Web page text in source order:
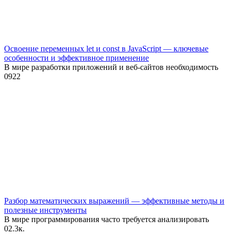
Освоение переменных let и const в JavaScript — ключевые
особенности и эффективное применение
В мире разработки приложений и веб-сайтов необходимость
0922
Разбор математических выражений — эффективные методы и
полезные инструменты
В мире программирования часто требуется анализировать
02.3к.